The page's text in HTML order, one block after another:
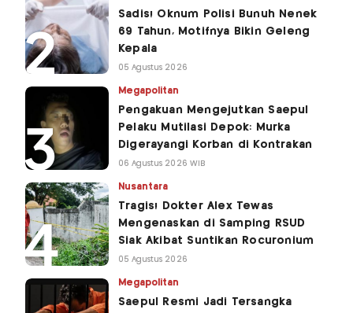
Sadis! Oknum Polisi Bunuh Nenek
69 Tahun, Motifnya Bikin Geleng
Kepala
05 Agustus 2026
Megapolitan
Pengakuan Mengejutkan Saepul
Pelaku Mutilasi Depok: Murka
Digerayangi Korban di Kontrakan
06 Agustus 2026 WIB
Nusantara
Tragis! Dokter Alex Tewas
Mengenaskan di Samping RSUD
Siak Akibat Suntikan Rocuronium
05 Agustus 2026
Megapolitan
Saepul Resmi Jadi Tersangka